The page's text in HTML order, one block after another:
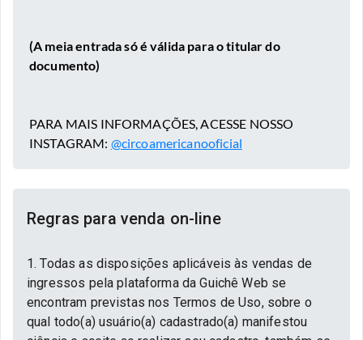
(A meia entrada só é válida para o titular do
documento)⠀⠀
PARA MAIS INFORMAÇÕES, ACESSE NOSSO
INSTAGRAM: @circoamericanooficial
Regras para venda on-line
1. Todas as disposições aplicáveis às vendas de
ingressos pela plataforma da Guichê Web se
encontram previstas nos Termos de Uso, sobre o
qual todo(a) usuário(a) cadastrado(a) manifestou